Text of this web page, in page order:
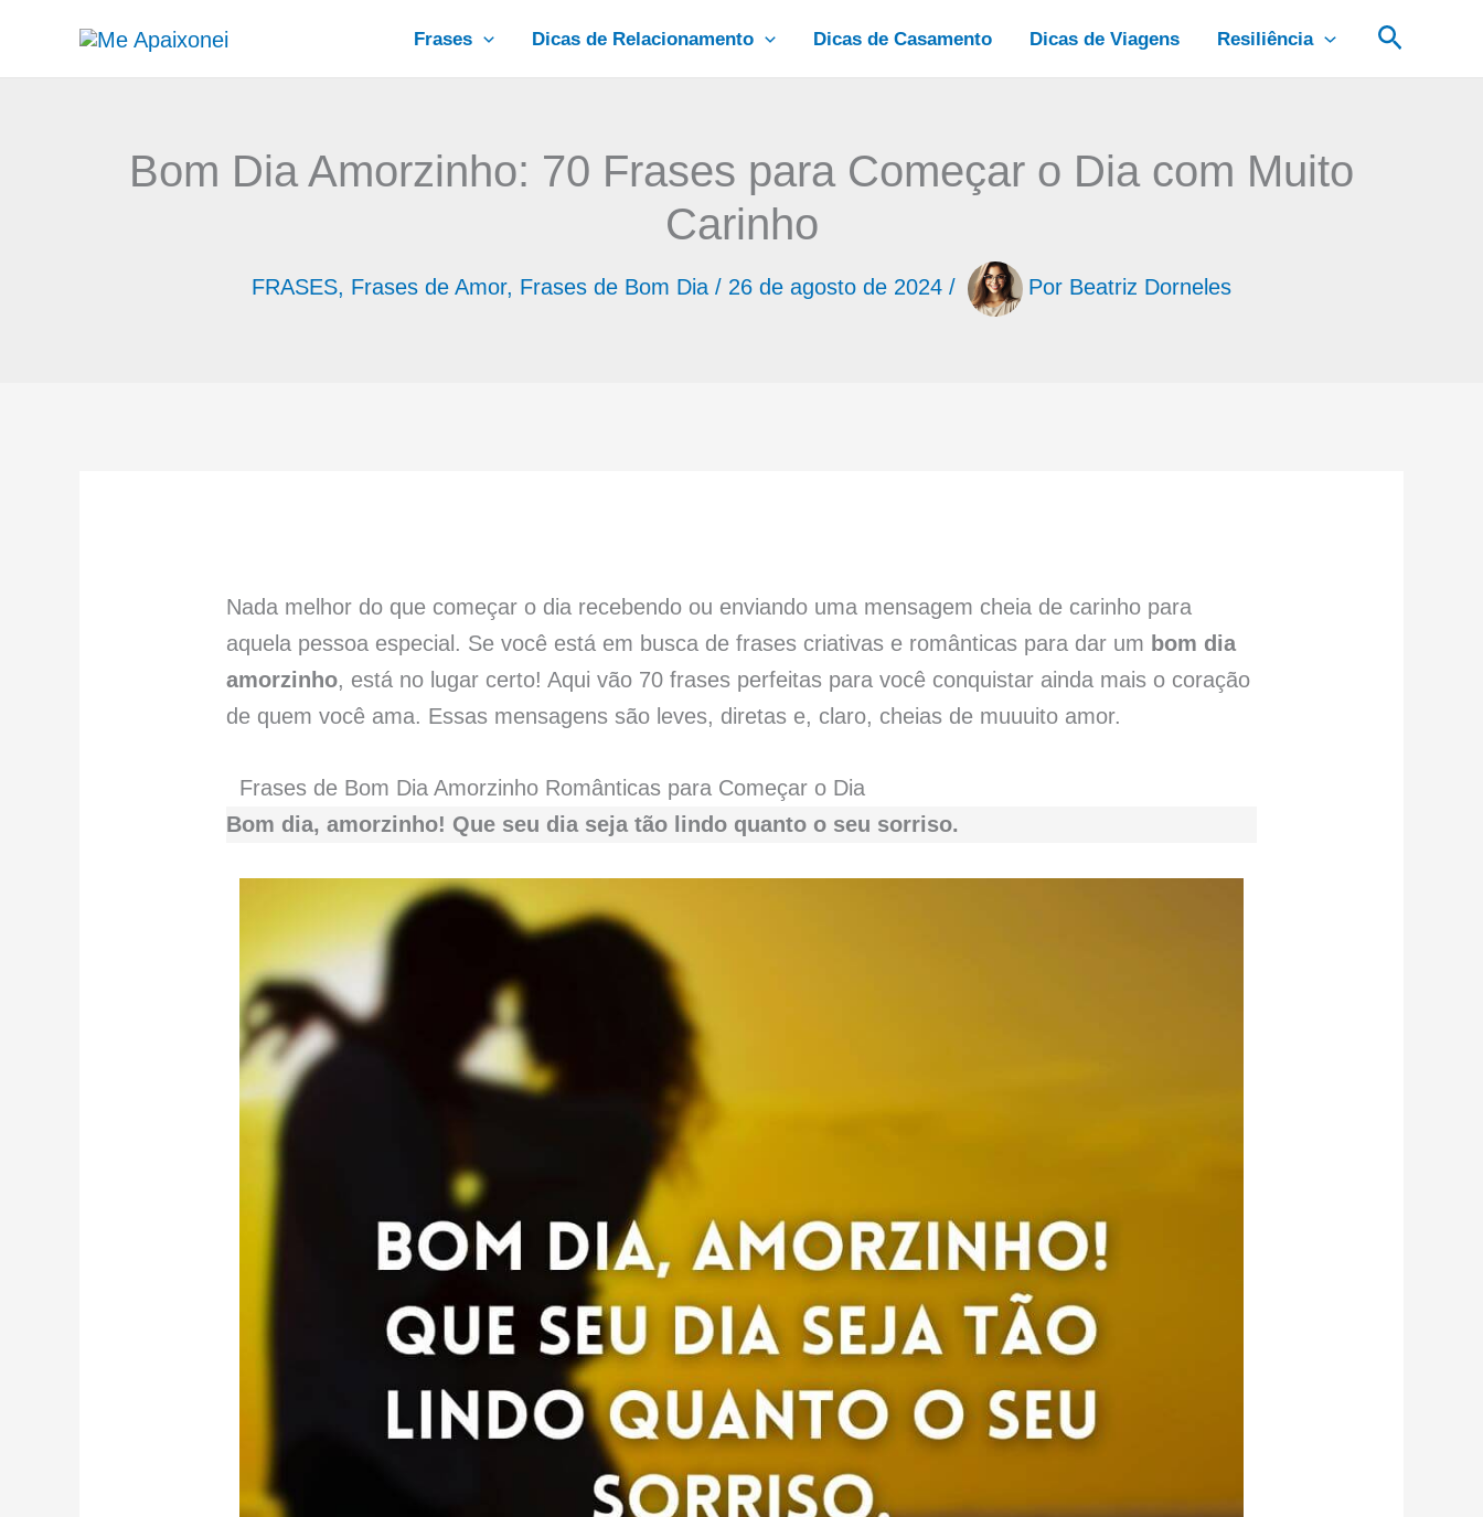
Frases Dicas de Relacionamento Dicas de Casamento Dicas de Viagens Resiliência
Bom Dia Amorzinho: 70 Frases para Começar o Dia com Muito
Carinho
FRASES, Frases de Amor, Frases de Bom Dia / 26 de agosto de 2024 / Por Beatriz Dorneles
Nada melhor do que começar o dia recebendo ou enviando uma mensagem cheia de carinho para
aquela pessoa especial. Se você está em busca de frases criativas e românticas para dar um bom dia
amorzinho, está no lugar certo! Aqui vão 70 frases perfeitas para você conquistar ainda mais o coração
de quem você ama. Essas mensagens são leves, diretas e, claro, cheias de muuuito amor.
Frases de Bom Dia Amorzinho Românticas para Começar o Dia
Bom dia, amorzinho! Que seu dia seja tão lindo quanto o seu sorriso.